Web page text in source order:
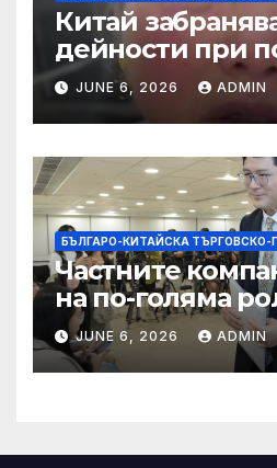
Китай
дейности при
правила за
слуховете и
JUNE 6, 2026 ADMIN
БЪЛГАРО-КИТАЙСКА
Частните
на по-голяма
стратегическата
енергетика
JUNE 6, 2026 ADMIN